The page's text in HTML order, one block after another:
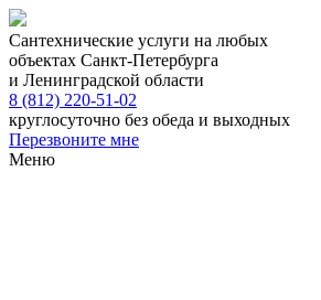
Сантехнические услуги на любых
объектах Санкт-Петербурга
и Ленинградской области
8 (812) 220-51-02
круглосуточно без обеда и выходных
Перезвоните мне
Меню